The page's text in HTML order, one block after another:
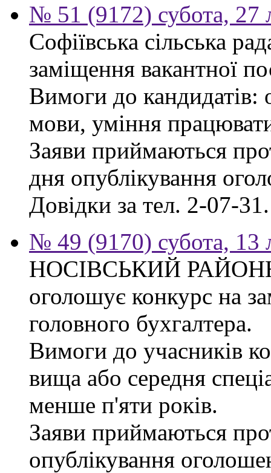
№ 51 (9172) субота, 27
Софіївська сільська
заміщення вакантної
Вимоги до кандидатів:
мови, уміння
Заяви приймаються
дня опублікування
Довідки за тел. 2-07-31.
№ 49 (9170) субота, 13
НОСІВСЬКИЙ
оголошує конкурс на
головного бухгалтера.
Вимоги до учасників
вища або середня
менше п'яти років.
Заяви приймаються
опублікування